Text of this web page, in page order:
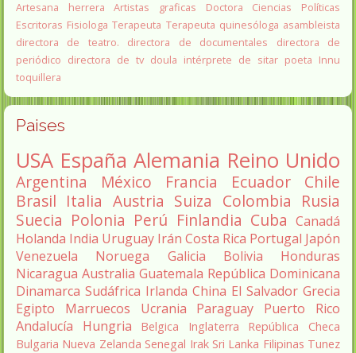
Artesana herrera Artistas graficas
Doctora Ciencias Políticas
Escritoras Fisiologa Terapeuta Terapeuta quinesóloga asambleista
directora de teatro.
directora de documentales
directora de
periódico directora de tv doula intérprete de sitar poeta Innu
toquillera
Paises
USA España Alemania Reino Unido
Argentina México Francia Ecuador
Chile
Brasil Italia Austria Suiza Colombia Rusia
Suecia Polonia Perú Finlandia Cuba Canadá
Holanda India Uruguay Irán Costa Rica Portugal Japón
Venezuela
Noruega Galicia Bolivia
Honduras
Nicaragua Australia Guatemala República Dominicana
Dinamarca Sudáfrica Irlanda China El Salvador Grecia
Egipto
Marruecos Ucrania Paraguay
Puerto Rico
Andalucía
Hungria Belgica Inglaterra
República Checa
Bulgaria Nueva Zelanda Senegal Irak Sri Lanka Filipinas Tunez